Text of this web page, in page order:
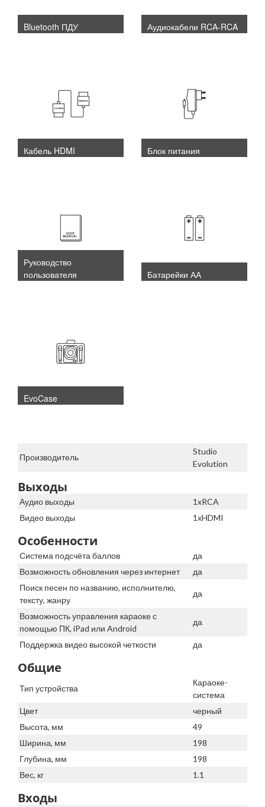
Bluetooth ПДУ Аудиокабели RCA-RCA
Кабель HDMI Блок питания
Руководство
пользователя
Батарейки АА
EvoCase
Производитель
Studio
Evolution
Выходы
Аудио выходы
1xRCA
Видео выходы
1xHDMI
Особенности
Система подсчёта баллов
да
Возможность обновления через интернет
да
Поиск песен по названию, исполнителю,
тексту, жанру
да
Возможность управления караоке с
помощью ПК, iPad или Android
да
Поддержка видео высокой четкости да
Общие
Тип устройства
Караоке-
система
Цвет
черный
Высота, мм
49
Ширина, мм
198
Глубина, мм
198
Вес, кг
1.1
Входы